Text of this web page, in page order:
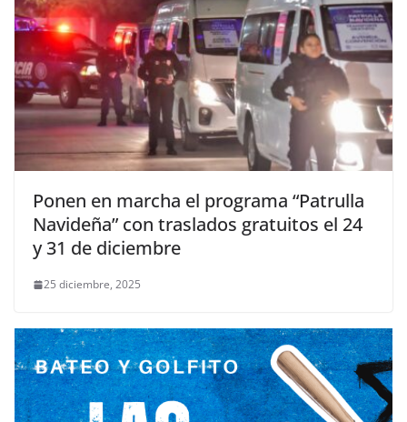
Ponen en marcha el programa “Patrulla
Navideña” con traslados gratuitos el 24
y 31 de diciembre
25 diciembre, 2025